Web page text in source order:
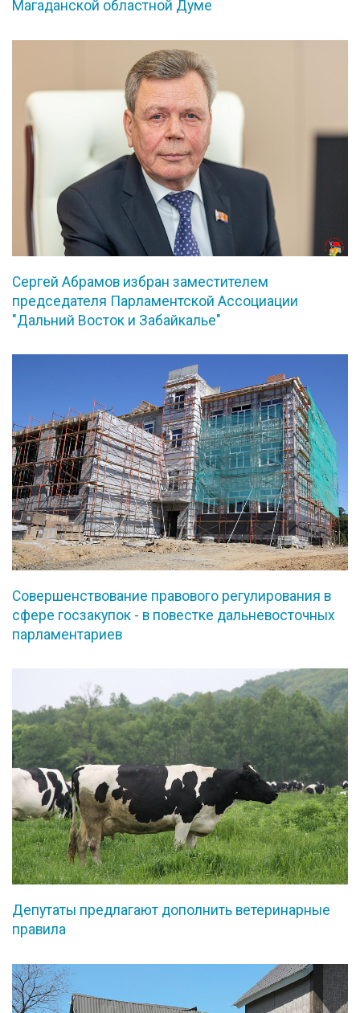
Магаданской областной Думе
Сергей Абрамов избран заместителем
председателя Парламентской Ассоциации
"Дальний Восток и Забайкалье"
Совершенствование правового регулирования в
сфере госзакупок - в повестке дальневосточных
парламентариев
Депутаты предлагают дополнить ветеринарные
правила